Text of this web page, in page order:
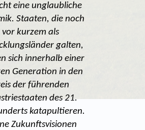
eine unglaubliche
Staaten, die noch
vor kurzem als
galten,
sich innerhalb einer
Generation in den
der führenden
des 21.
katapultieren.
Zukunftsvisionen